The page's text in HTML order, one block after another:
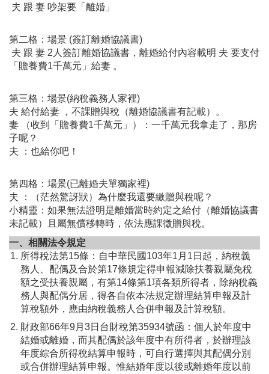
夫 跟 妻 吵架要「離婚」
第二格：場景 (簽訂離婚協議書)
夫 跟 妻 2人簽訂離婚協議書，離婚給付內容載明 夫 要支付
「贍養費1千萬元」給妻 。
第三格：場景(納稅義務人家裡)
夫 給付給妻 ，不課贈與稅（離婚協議書有記載）。
妻 （收到「贍養費1千萬元」）：一千萬元我拿走了，那房
子呢？
夫 ：也給你吧！
第四格：場景(已離婚夫單獨家裡)
夫 ：（茫然驚訝狀）為什麼我還要繳贈與稅呢？
小精靈：如果無法證明是離婚當時約定之給付（離婚協議書
未記載）且屬無償移轉時，依法應課徵贈與稅。
一、相關法令規定
所得稅法第15條：自中華民國103年1月1日起，納稅義
務人、配偶及合於第17條規定得申報減除扶養親屬免稅
額之受扶養親屬，有第14條第1項各類所得者，除納稅義
務人與配偶分居，得各自依本法規定辦理結算申報及計
算稅額外，應由納稅義務人合併申報及計算稅額。
財政部66年9月3日台財稅第35934號函：個人於年度中
結婚或離婚，而其配偶於該年度中有所得者，於辦理該
年度綜合所得稅結算申報時，可自行選擇與其配偶分別
或合併辦理結算申報。惟結婚年度以後或離婚年度以前